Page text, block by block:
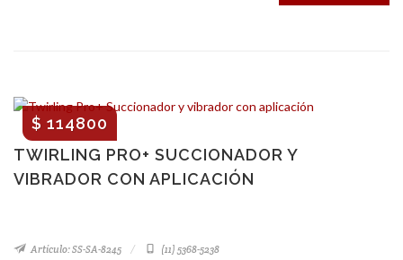
TWIRLING PRO+ SUCCIONADOR Y
VIBRADOR CON APLICACIÓN
$ 114800
Artículo: SS-SA-8245 (11) 5368-5238